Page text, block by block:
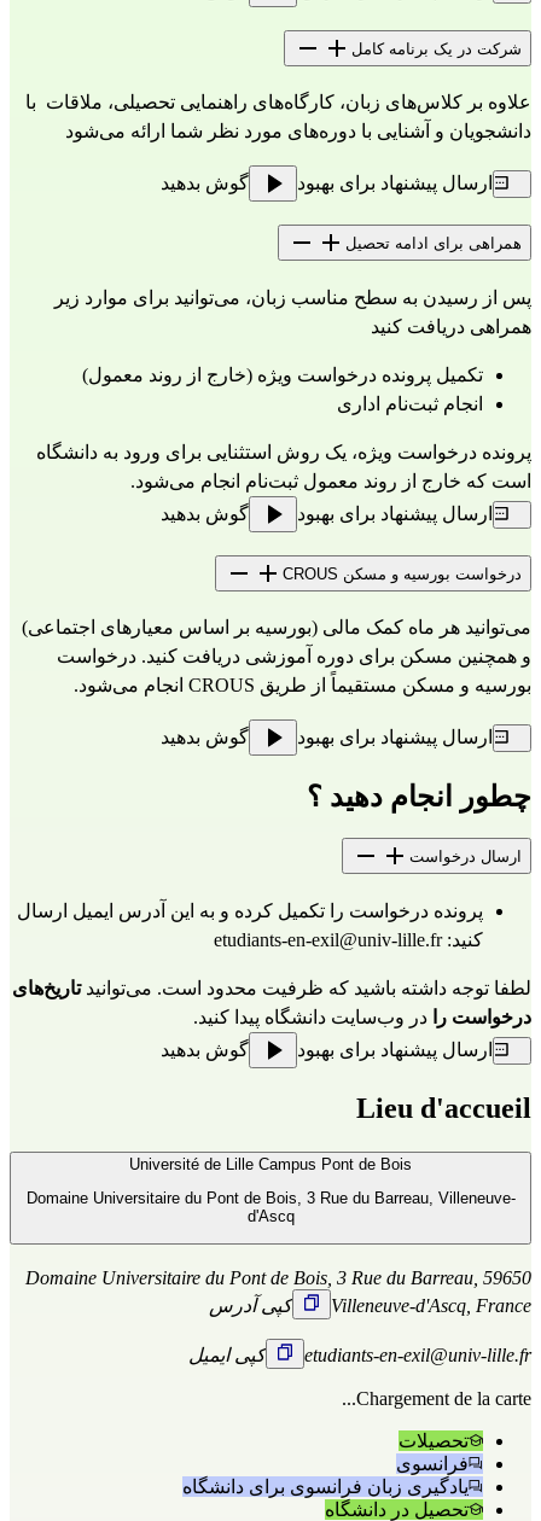
شرکت در یک برنامه کامل
دانشجویان و آشنایی با دوره‌های مورد نظر شما ارائه می‌شود
ارسال پیشنهاد برای بهبود گوش بدهید
همراهی برای ادامه تحصیل
همراهی دریافت کنید
تکمیل پرونده درخواست ویژه (خارج از روند معمول)
انجام ثبت‌نام اداری
است که خارج از روند معمول ثبت‌نام انجام می‌شود.
ارسال پیشنهاد برای بهبود
گوش بدهید
درخواست بورسیه و مسکن CROUS
بورسیه و مسکن مستقیماً از طریق CROUS انجام می‌شود.
ارسال پیشنهاد برای بهبود گوش بدهید
چطور انجام دهید ؟
ارسال درخواست
کنید: etudiants-en-exil@univ-lille.fr
لطفا توجه داشته باشید که ظرفیت محدود است. می‌توانید
درخواست را
در وب‌سایت
دانشگاه پیدا کنید.
ارسال پیشنهاد برای بهبود
گوش بدهید
Lieu d'accueil
Université de Lille Campus Pont de Bois
Domaine Universitaire du Pont de Bois, 3 Rue du Barreau, Villeneuve-
d'Ascq
Domaine Universitaire du Pont de Bois, 3 Rue du Barreau, 59650
Villeneuve-d'Ascq, France
کپی آدرس
etudiants-en-exil@univ-lille.fr کپی ایمیل
Chargement de la carte...
تحصیلات
فرانسوی
یادگیری زبان فرانسوی برای دانشگاه
تحصیل در دانشگاه